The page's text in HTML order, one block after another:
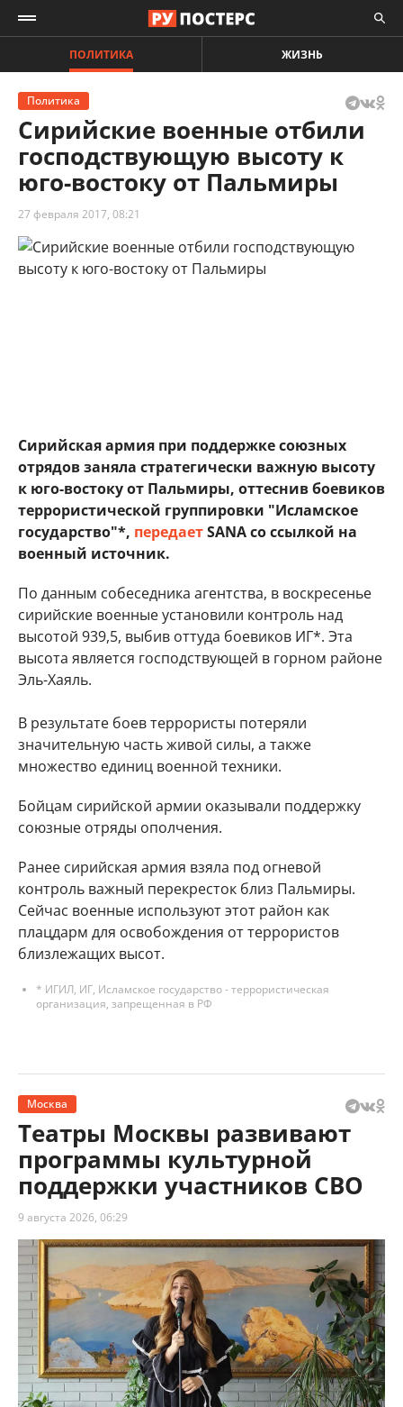
ПОЛИТИКА ЖИЗНЬ
Политика
Сирийские военные отбили
господствующую высоту к
юго-востоку от Пальмиры
27 февраля 2017, 08:21
Сирийская армия при поддержке союзных
отрядов заняла стратегически важную высоту
к юго-востоку от Пальмиры, оттеснив боевиков
террористической группировки "Исламское
государство"*, передаетSANA со ссылкой на
военный источник.
По данным собеседника агентства, в воскресенье
сирийские военные установили контроль над
высотой 939,5, выбив оттуда боевиков ИГ*. Эта
высота является господствующей в горном районе
Эль-Хаяль.
В результате боев террористы потеряли
значительную часть живой силы, а также
множество единиц военной техники.
Бойцам сирийской армии оказывали поддержку
союзные отряды ополчения.
Ранее сирийская армия взяла под огневой
контроль важный перекресток близ Пальмиры.
Сейчас военные используют этот район как
плацдарм для освобождения от террористов
близлежащих высот.
* ИГИЛ, ИГ, Исламское государство - террористическая
организация, запрещенная в РФ
Москва
Театры Москвы развивают
программы культурной
поддержки участников СВО
9 августа 2026, 06:29